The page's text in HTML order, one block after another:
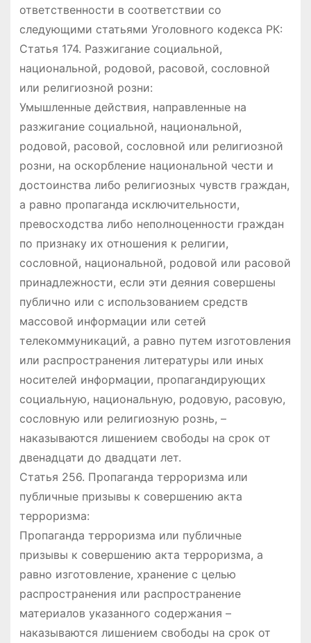
ответственности в соответствии со
следующими статьями Уголовного кодекса РК:
Статья 174. Разжигание социальной,
национальной, родовой, расовой, сословной
или религиозной розни:
Умышленные действия, направленные на
разжигание социальной, национальной,
родовой, расовой, сословной или религиозной
розни, на оскорбление национальной чести и
достоинства либо религиозных чувств граждан,
а равно пропаганда исключительности,
превосходства либо неполноценности граждан
по признаку их отношения к религии,
сословной, национальной, родовой или расовой
принадлежности, если эти деяния совершены
публично или с использованием средств
массовой информации или сетей
телекоммуникаций, а равно путем изготовления
или распространения литературы или иных
носителей информации, пропагандирующих
социальную, национальную, родовую, расовую,
сословную или религиозную рознь, –
наказываются лишением свободы на срок от
двенадцати до двадцати лет.
Статья 256. Пропаганда терроризма или
публичные призывы к совершению акта
терроризма:
Пропаганда терроризма или публичные
призывы к совершению акта терроризма, а
равно изготовление, хранение с целью
распространения или распространение
материалов указанного содержания –
наказываются лишением свободы на срок от